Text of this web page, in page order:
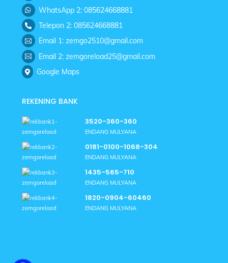
WhatsApp 2: 085624668881
Telepon 2: 085624668881
Email 1: zemgo2510@gmail.com
Email 2: zemgoreload25@gmail.com
Google Maps
REKENING BANK
3520-360-360
ENDANG MULYANA
0181-0100-1068-304
ENDANG MULYANA
1435-565-710
ENDANG MULYANA
1820-0904-60460
ENDANG MULYANA